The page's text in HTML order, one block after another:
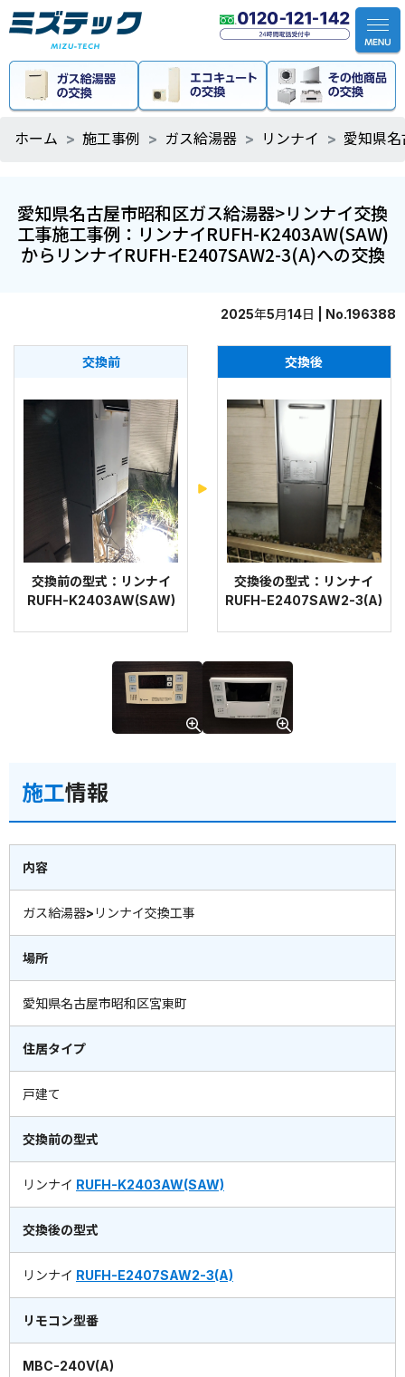
ホーム 施工事例 ガス給湯器 リンナイ 愛知県
愛知県名古屋市昭和区ガス給湯器>リンナイ交換
工事施工事例：リンナイRUFH-K2403AW(SAW)
からリンナイRUFH-E2407SAW2-3(A)への交換
2025年5月14日 | No.196388
交換前
交換前の型式：リンナイ
RUFH-K2403AW(SAW)
交換後
交換後の型式：リンナイ
RUFH-E2407SAW2-3(A)
施工情報
内容
ガス給湯器>リンナイ交換工事
場所
愛知県名古屋市昭和区宮東町
住居タイプ
戸建て
交換前の型式
リンナイ RUFH-K2403AW(SAW)
交換後の型式
リンナイ RUFH-E2407SAW2-3(A)
リモコン型番
MBC-240V(A)